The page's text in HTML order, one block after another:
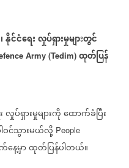
နိုင်ငံရေးလှုပ်ရှားမှုများတွင်
Army (Tedim) ထုတ်ပြန်
လှုပ်ရှားမှုများကိုထောက်ခံပြီး
ါဝင်သွားမယ်လို့ People
နေ့မှာထုတ်ပြန်ပါတယ်။